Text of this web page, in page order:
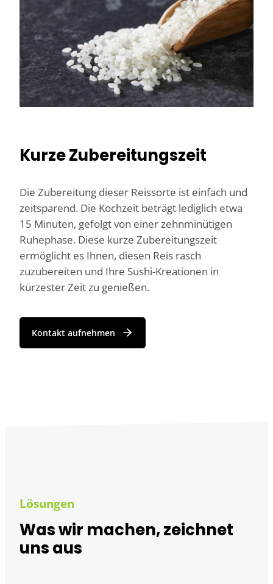
Kurze Zubereitungszeit
Die Zubereitung dieser Reissorte ist einfach und
zeitsparend. Die Kochzeit beträgt lediglich etwa
15 Minuten, gefolgt von einer zehnminütigen
Ruhephase. Diese kurze Zubereitungszeit
ermöglicht es Ihnen, diesen Reis rasch
zuzubereiten und Ihre Sushi-Kreationen in
kürzester Zeit zu genießen.
Kontakt aufnehmen
Lösungen
Was wir machen, zeichnet
uns aus